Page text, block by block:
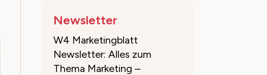
Newsletter
W4 Marketingblatt
Newsletter: Alles zum
Thema Marketing –